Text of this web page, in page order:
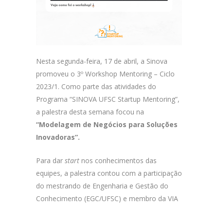
Nesta segunda-feira, 17 de abril, a Sinova
promoveu o 3º Workshop Mentoring – Ciclo
2023/1. Como parte das atividades do
Programa “SINOVA UFSC Startup Mentoring”,
a palestra desta semana focou na
“Modelagem de Negócios para Soluções
Inovadoras”.
Para dar start nos conhecimentos das
equipes, a palestra contou com a participação
do mestrando de Engenharia e Gestão do
Conhecimento (EGC/UFSC) e membro da VIA